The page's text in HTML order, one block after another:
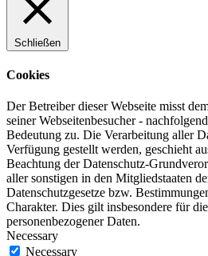
Schließen
Cookies
Der Betreiber dieser Webseite misst
seiner Webseitenbesucher -
Bedeutung zu. Die Verarbeitung aller
Verfügung gestellt werden, geschieht
Beachtung der Datenschutz-
aller sonstigen in den Mitgliedstaaten
Datenschutzgesetze bzw.
Charakter. Dies gilt insbesondere für
personenbezogener Daten.
Necessary
Necessary